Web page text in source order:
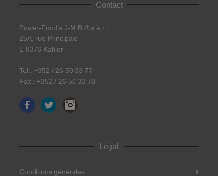
Contact
Power-Food’s J-M.B ® s.à r.l.
25A, rue Principale
L-8376 Kahler
Tel.: +352 / 26 50 33 77
Fax.: +352 / 26 50 33 78
FacebookTwitter
Légal
Conditions générales